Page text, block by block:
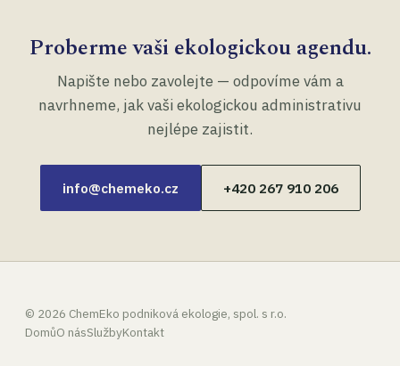
Proberme vaši ekologickou agendu.
Napište nebo zavolejte — odpovíme vám a
navrhneme, jak vaši ekologickou administrativu
nejlépe zajistit.
info@chemeko.cz +420 267 910 206
© 2026 ChemEko podniková ekologie, spol. s r.o.
DomůO násSlužbyKontakt